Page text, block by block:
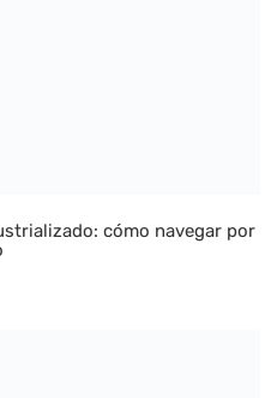
cómo navegar por